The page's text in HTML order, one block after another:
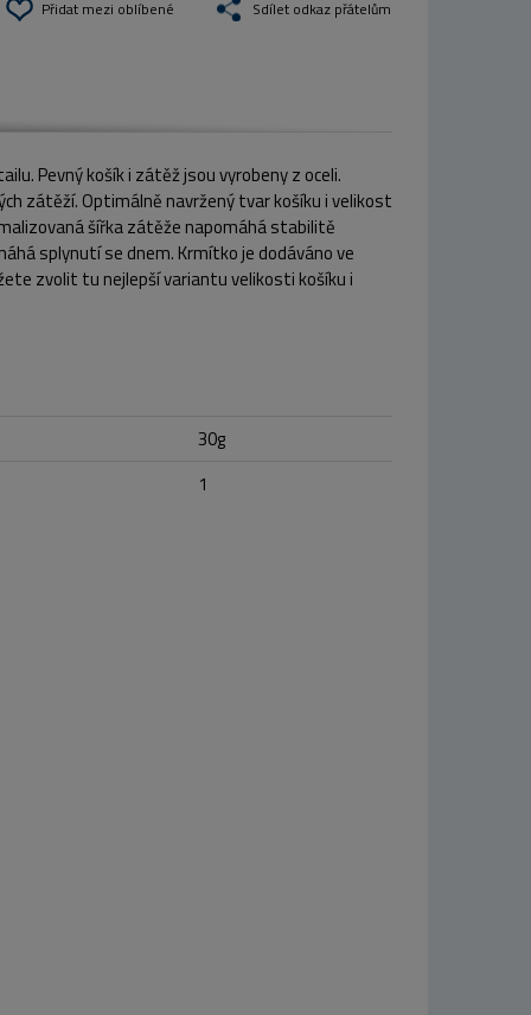
Přidat mezi oblíbené Sdílet odkaz přátelům
Pevný košík i zátěž jsou vyrobeny z oceli.
zátěží. Optimálně navržený tvar košíku i velikost
šířka zátěže napomáhá stabilitě
splynutí se dnem. Krmítko je dodáváno ve
zvolit tu nejlepší variantu velikosti košíku i
30g
1